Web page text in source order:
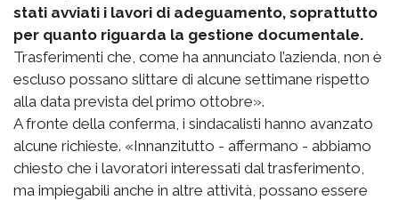
stati avviati i lavori di adeguamento, soprattutto
per quanto riguarda la gestione documentale.
Trasferimenti che, come ha annunciato l’azienda, non è
escluso possano slittare di alcune settimane rispetto
alla data prevista del primo ottobre».
A fronte della conferma, i sindacalisti hanno avanzato
alcune richieste. «Innanzitutto - affermano - abbiamo
chiesto che i lavoratori interessati dal trasferimento,
ma impiegabili anche in altre attività, possano essere